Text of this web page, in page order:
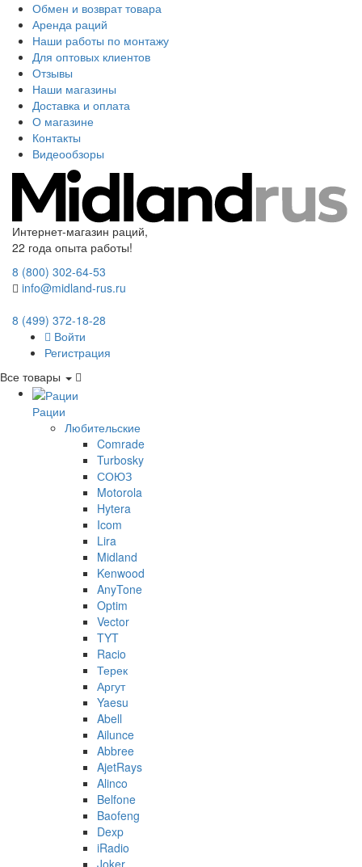
Обмен и возврат товара
Аренда раций
Наши работы по монтажу
Для оптовых клиентов
Отзывы
Наши магазины
Доставка и оплата
О магазине
Контакты
Видеообзоры
Интернет-магазин раций,
22 года опыта работы!
8 (800) 302-64-53
info@midland-rus.ru
8 (499) 372-18-28
Войти
Регистрация
Все товары
Рации
Любительские
Comrade
Turbosky
СОЮЗ
Motorola
Hytera
Icom
Lira
Midland
Kenwood
AnyTone
Optim
Vector
TYT
Racio
Терек
Аргут
Yaesu
Abell
Ailunce
Abbree
AjetRays
Alinco
Belfone
Baofeng
Dexp
iRadio
Joker